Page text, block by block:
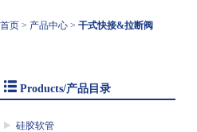
首页 > 产品中心 > 干式快接&拉断阀
Products/产品目录
硅胶软管